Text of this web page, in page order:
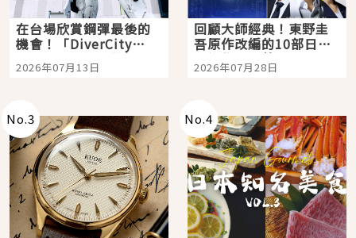
在台場欣賞鋼彈最後的
機會！「DiverCity
Tokyo Plaza」搭船、
購物、美食及夜景，一
2026年07月13日
回顧大師經典！東野圭
吾原作改編的10部日本
影視作品推薦
2026年07月28日
No.3 No.4